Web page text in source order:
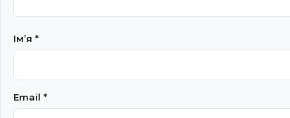
Імʼя *
Email *